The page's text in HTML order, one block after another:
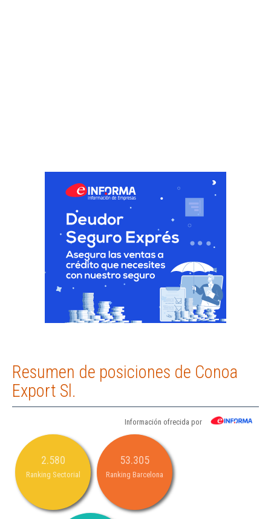
Resumen de posiciones de Conoa
Export Sl.
Información ofrecida por
2.580
Ranking Sectorial
53.305
Ranking Barcelona